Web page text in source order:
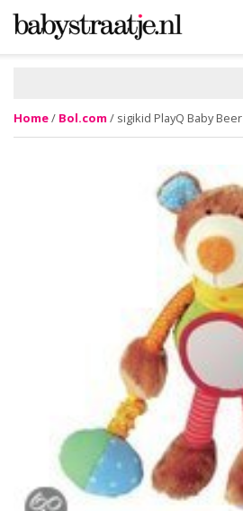
Home/ Bol.com / sigikid PlayQ Baby Beer